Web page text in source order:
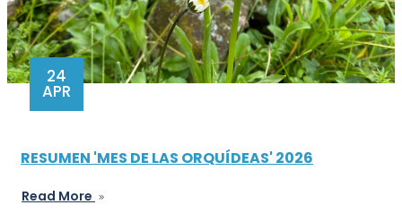
24
APR
RESUMEN 'MES DE LAS ORQUÍDEAS' 2026
Read More